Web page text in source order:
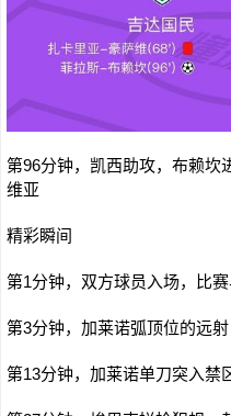
第96分钟，凯西助攻，布赖坎
维亚
精彩瞬间
第1分钟，双方球员入场，比
第3分钟，加莱诺弧顶位的远
第13分钟，加莱诺单刀突入禁